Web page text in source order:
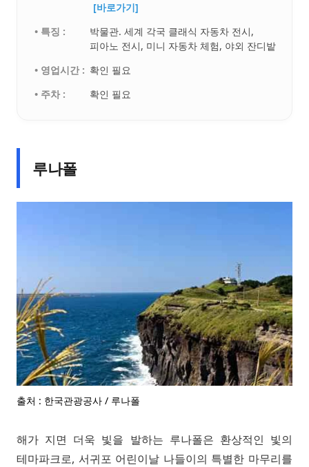
[바로가기]
• 특징 :
박물관. 세계 각국 클래식 자동차 전시,
피아노 전시, 미니 자동차 체험, 야외 잔디밭
• 영업시간 : 확인 필요
• 주차 :
확인 필요
루나폴
출처 : 한국관광공사 / 루나폴
해가 지면 더욱 빛을 발하는 루나폴은 환상적인 빛의
테마파크로, 서귀포 어린이날 나들이의 특별한 마무리를